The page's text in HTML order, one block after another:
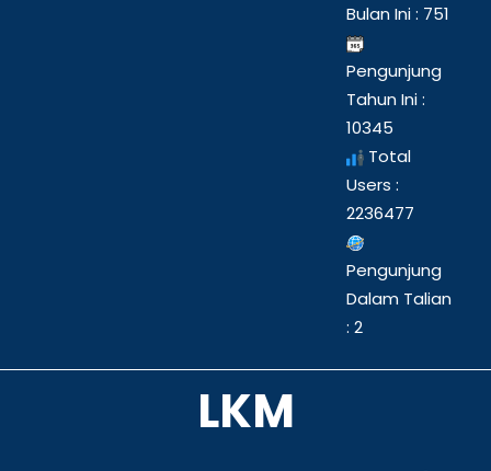
Bulan Ini : 751
Pengunjung
Tahun Ini :
10345
Total
Users :
2236477
Pengunjung
Dalam Talian
: 2
LKM